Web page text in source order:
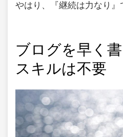
やはり、『継続は力なり』
ブログを早く
スキルは不要